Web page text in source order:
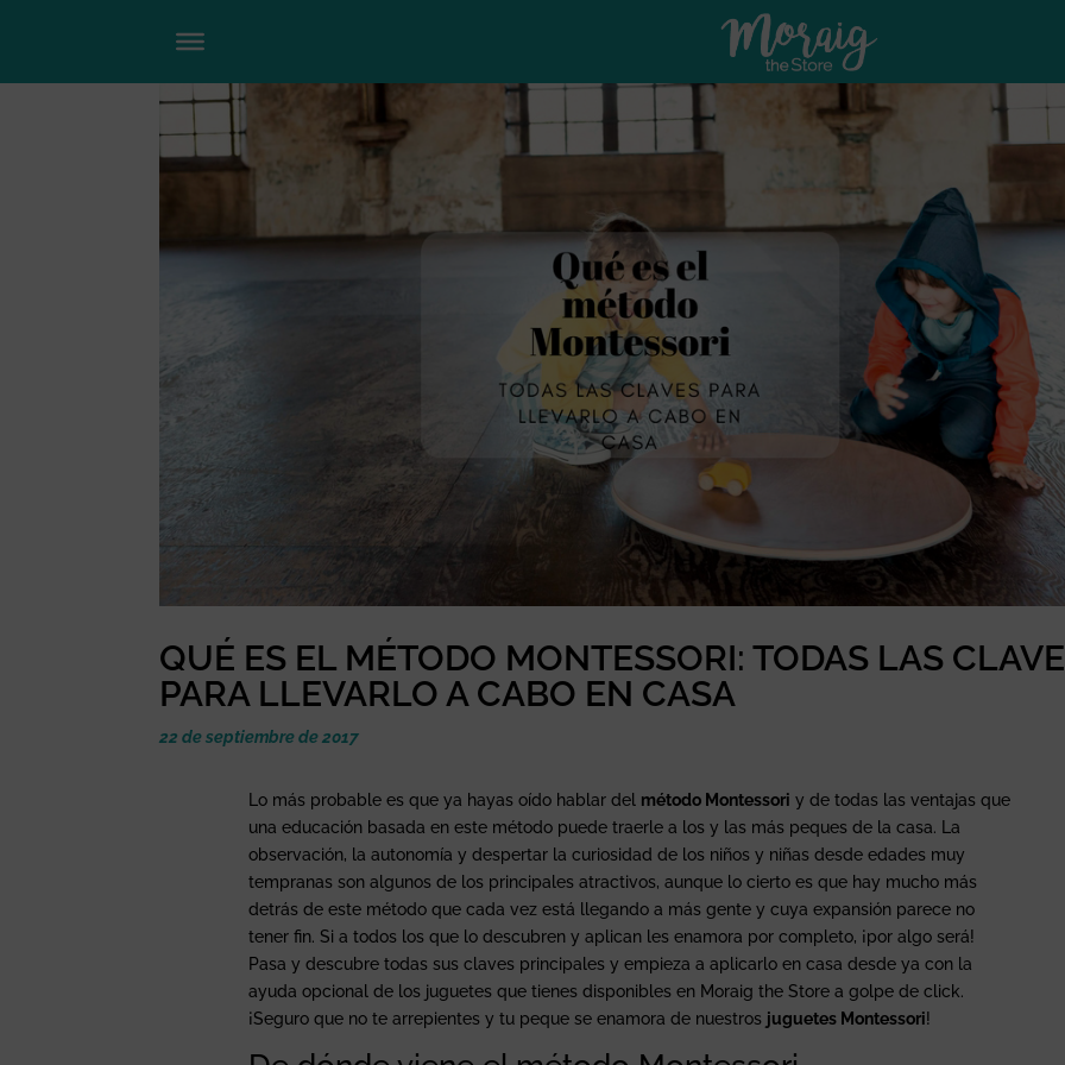
QUÉ ES EL MÉTODO MONTESSORI: TODAS LAS
PARA LLEVARLO A CABO EN CASA
22 de septiembre de 2017
Lo más probable es que ya hayas oído hablar del método Montessori y de todas las ventajas que
una educación basada en este método puede traerle a los y las más peques de la casa. La
observación, la autonomía y despertar la curiosidad de los niños y niñas desde edades muy
tempranas son algunos de los principales atractivos, aunque lo cierto es que hay mucho más
detrás de este método que cada vez está llegando a más gente y cuya expansión parece no
tener fin. Si a todos los que lo descubren y aplican les enamora por completo, ¡por algo será!
Pasa y descubre todas sus claves principales y empieza a aplicarlo en casa desde ya con la
ayuda opcional de los juguetes que tienes disponibles en Moraig the Store a golpe de click.
¡Seguro que no te arrepientes y tu peque se enamora de nuestros juguetes Montessori!